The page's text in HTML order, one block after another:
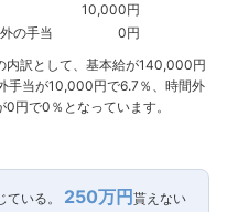
10,000円
の手当
0円
内訳として、基本給が140,000円
手当が10,000円で6.7％、時間外
円で0％となっています。
ている。 250万円 貰えない